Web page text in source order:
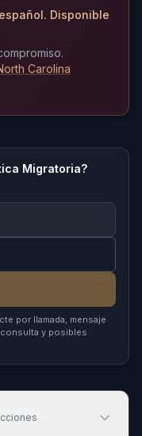
Disponible
Carolina
Migratoria?
por llamada, mensaje
y posibles